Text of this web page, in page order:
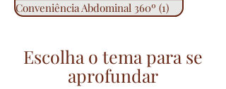
Conveniência Abdominal 360º (1) 1 post
Escolha o tema para se
aprofundar